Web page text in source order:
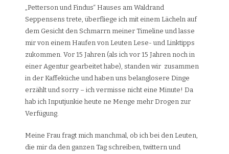
„Petterson und Findus“ Hauses am Waldrand
Seppensens trete, überfliege ich mit einem Lächeln auf
dem Gesicht den Schmarrn meiner Timeline und lasse
mir von einem Haufen von Leuten Lese- und Linktipps
zukommen. Vor 15 Jahren (als ich vor 15 Jahren noch in
einer Agentur gearbeitet habe), standen wir zusammen
in der Kaffeküche und haben uns belanglosere Dinge
erzählt und sorry – ich vermisse nicht eine Minute! Da
hab ich Inputjunkie heute ne Menge mehr Drogen zur
Verfügung.
Meine Frau fragt mich manchmal, ob ich bei den Leuten,
die mir da den ganzen Tag schreiben, twittern und